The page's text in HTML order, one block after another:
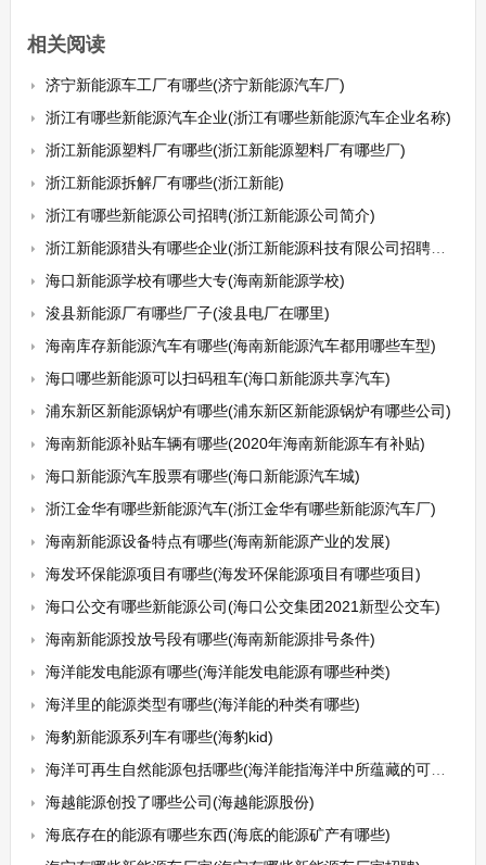
相关阅读
济宁新能源车工厂有哪些(济宁新能源汽车厂)
浙江有哪些新能源汽车企业(浙江有哪些新能源汽车企业名称)
浙江新能源塑料厂有哪些(浙江新能源塑料厂有哪些厂)
浙江新能源拆解厂有哪些(浙江新能)
浙江有哪些新能源公司招聘(浙江新能源公司简介)
浙江新能源猎头有哪些企业(浙江新能源科技有限公司招聘信息)
海口新能源学校有哪些大专(海南新能源学校)
浚县新能源厂有哪些厂子(浚县电厂在哪里)
海南库存新能源汽车有哪些(海南新能源汽车都用哪些车型)
海口哪些新能源可以扫码租车(海口新能源共享汽车)
浦东新区新能源锅炉有哪些(浦东新区新能源锅炉有哪些公司)
海南新能源补贴车辆有哪些(2020年海南新能源车有补贴)
海口新能源汽车股票有哪些(海口新能源汽车城)
浙江金华有哪些新能源汽车(浙江金华有哪些新能源汽车厂)
海南新能源设备特点有哪些(海南新能源产业的发展)
海发环保能源项目有哪些(海发环保能源项目有哪些项目)
海口公交有哪些新能源公司(海口公交集团2021新型公交车)
海南新能源投放号段有哪些(海南新能源排号条件)
海洋能发电能源有哪些(海洋能发电能源有哪些种类)
海洋里的能源类型有哪些(海洋能的种类有哪些)
海豹新能源系列车有哪些(海豹kid)
海洋可再生自然能源包括哪些(海洋能指海洋中所蕴藏的可再生自然能源主要包括哪些)
海越能源创投了哪些公司(海越能源股份)
海底存在的能源有哪些东西(海底的能源矿产有哪些)